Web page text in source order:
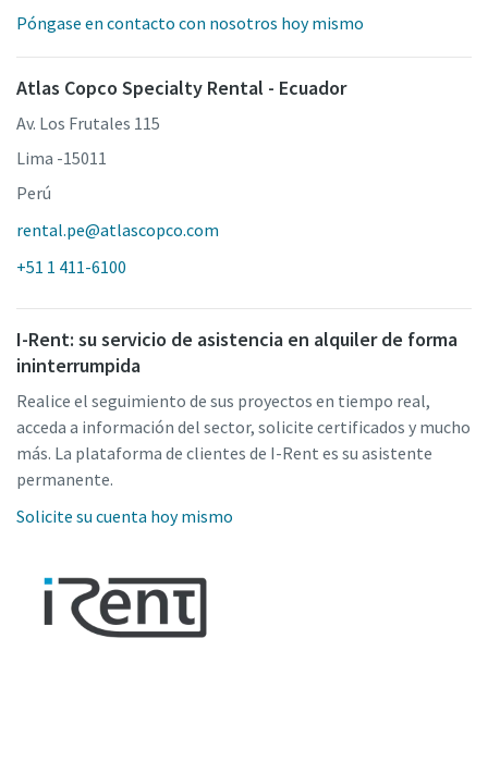
Póngase en contacto con nosotros hoy mismo
Atlas Copco Specialty Rental - Ecuador
Av. Los Frutales 115
Lima -15011
Perú
rental.pe@atlascopco.com
+51 1 411-6100
I-Rent: su servicio de asistencia en alquiler de forma
ininterrumpida
Realice el seguimiento de sus proyectos en tiempo real,
acceda a información del sector, solicite certificados y mucho
más. La plataforma de clientes de I-Rent es su asistente
permanente.
Solicite su cuenta hoy mismo